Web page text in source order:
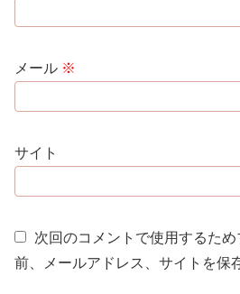
メール ※
サイト
次回のコメントで使用するた
前、メールアドレス、サイトを保